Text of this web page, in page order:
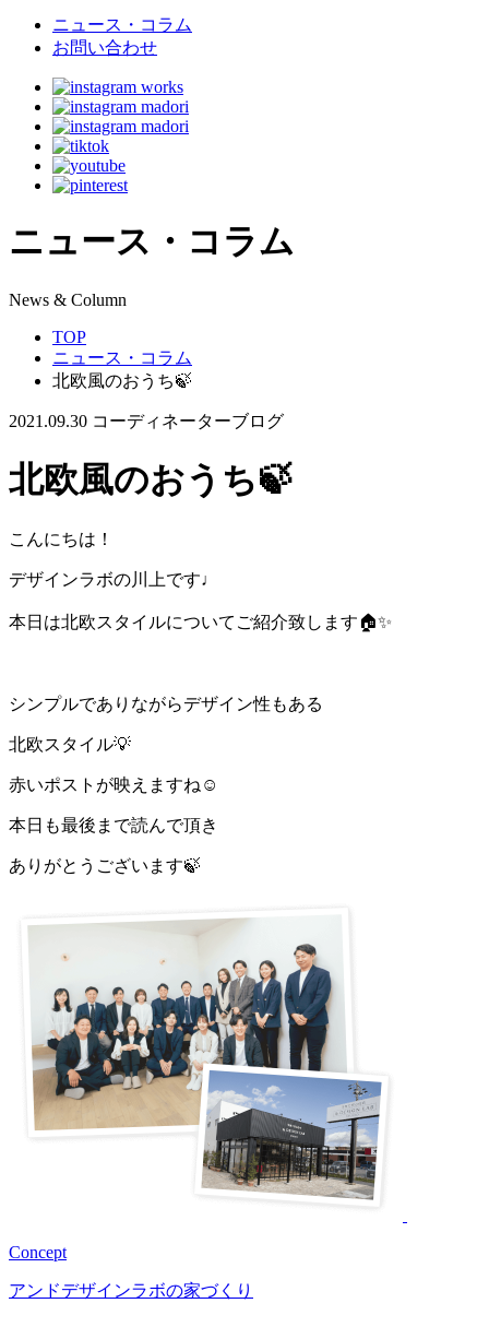
ニュース・コラム
お問い合わせ
ニュース・コラム
News & Column
TOP
ニュース・コラム
北欧風のおうち🍃
2021.09.30 コーディネーターブログ
北欧風のおうち🍃
こんにちは！
デザインラボの川上です♩
本日は北欧スタイルについてご紹介致します🏠✨
シンプルでありながらデザイン性もある
北欧スタイル💡
赤いポストが映えますね☺️
本日も最後まで読んで頂き
ありがとうございます🍃
Concept
アンドデザインラボの家づくり